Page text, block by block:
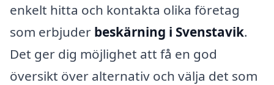
enkelt hitta och kontakta olika företag
som erbjuder beskärning i Svenstavik.
Det ger dig möjlighet att få en god
översikt över alternativ och välja det som